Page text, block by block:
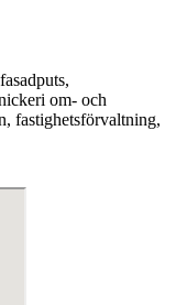
om- och
fastighetsförvaltning,